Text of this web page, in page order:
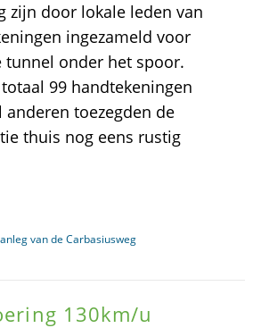
zijn door lokale leden van
ingezameld voor
tunnel onder het spoor.
99 handtekeningen
toezegden de
thuis nog eens rustig
van de Carbasiusweg
130km/u